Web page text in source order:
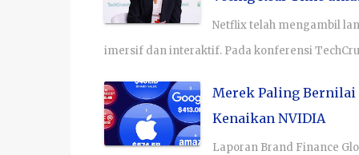
Netflix telah mengambil
imersif dan interaktif. Pada konferensi
Merek Paling Bernilai
Kenaikan NVIDIA
Laporan Brand Finance